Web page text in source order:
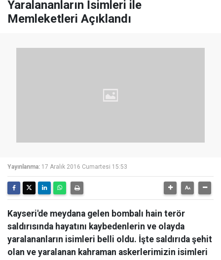
Yaralananların İsimleri ile
Memleketleri Açıklandı
Yayınlanma: 17 Aralık 2016 Cumartesi 15:53
Kayseri'de meydana gelen bombalı hain terör
saldırısında hayatını kaybedenlerin ve olayda
yaralananların isimleri belli oldu. İşte saldırıda şehit
olan ve yaralanan kahraman askerlerimizin isimleri